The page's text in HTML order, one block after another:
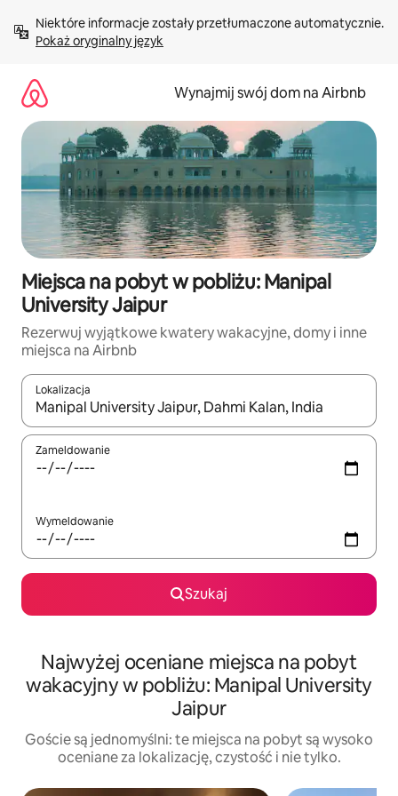
treści Pokaż oryginalny język
Wynajmij swój dom na Airbnb
Miejsca na pobyt w pobliżu: Manipal
University Jaipur
Rezerwuj wyjątkowe kwatery wakacyjne, domy i inne
miejsca na Airbnb
Lokalizacja
Gdy wyniki będą dostępne, możesz poruszać się po nich za
Zameldowanie
Wymeldowanie
Szukaj
Najwyżej oceniane miejsca na pobyt
wakacyjny w pobliżu: Manipal University
Jaipur
Goście są jednomyślni: te miejsca na pobyt są wysoko
oceniane za lokalizację, czystość i nie tylko.